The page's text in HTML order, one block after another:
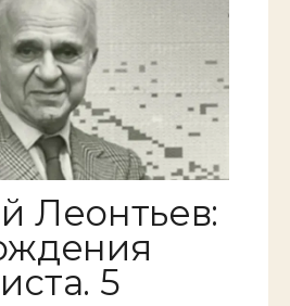
Леонтьев:
5